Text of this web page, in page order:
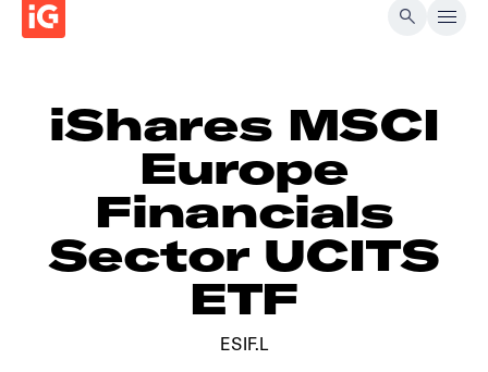
iShares MSCI
Europe
Financials
Sector UCITS
ETF
ESIF.L